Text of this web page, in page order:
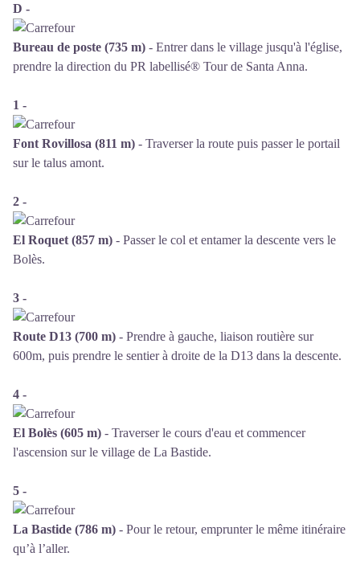
D -
Bureau de poste (735 m) - Entrer dans le village jusqu'à l'église,
prendre la direction du PR labellisé® Tour de Santa Anna.
1 -
Font Rovillosa (811 m) - Traverser la route puis passer le portail
sur le talus amont.
2 -
El Roquet (857 m) - Passer le col et entamer la descente vers le
Bolès.
3 -
Route D13 (700 m) - Prendre à gauche, liaison routière sur
600m, puis prendre le sentier à droite de la D13 dans la descente.
4 -
El Bolès (605 m) - Traverser le cours d'eau et commencer
l'ascension sur le village de La Bastide.
5 -
La Bastide (786 m) - Pour le retour, emprunter le même itinéraire
qu’à l’aller.